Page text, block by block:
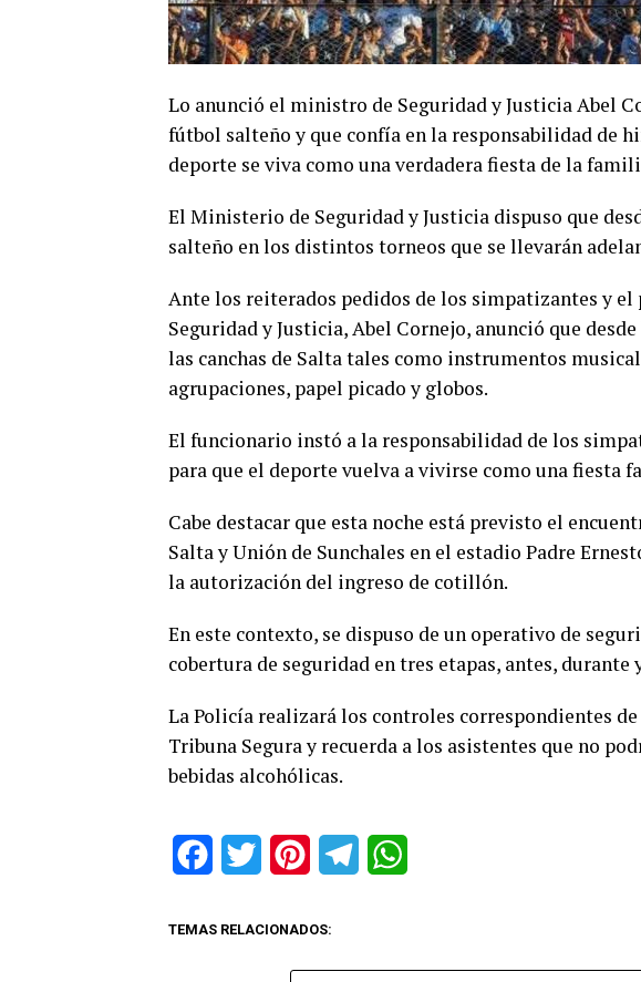
Lo anunció el ministro de Seguridad y Justicia Abel
fútbol salteño y que confía en la responsabilidad de
deporte se viva como una verdadera fiesta de la
El Ministerio de Seguridad y Justicia dispuso que
salteño en los distintos torneos que se llevarán
Ante los reiterados pedidos de los simpatizantes y
Seguridad y Justicia, Abel Cornejo, anunció que
las canchas de Salta tales como instrumentos
agrupaciones, papel picado y globos.
El funcionario instó a la responsabilidad de los
para que el deporte vuelva a vivirse como una fiesta
Cabe destacar que esta noche está previsto el
Salta y Unión de Sunchales en el estadio Padre
la autorización del ingreso de cotillón.
En este contexto, se dispuso de un operativo de
cobertura de seguridad en tres etapas, antes, durante
La Policía realizará los controles correspondientes
Tribuna Segura y recuerda a los asistentes que no
bebidas alcohólicas.
FacebookTwitter PinterestTelegram
TEMAS RELACIONADOS: